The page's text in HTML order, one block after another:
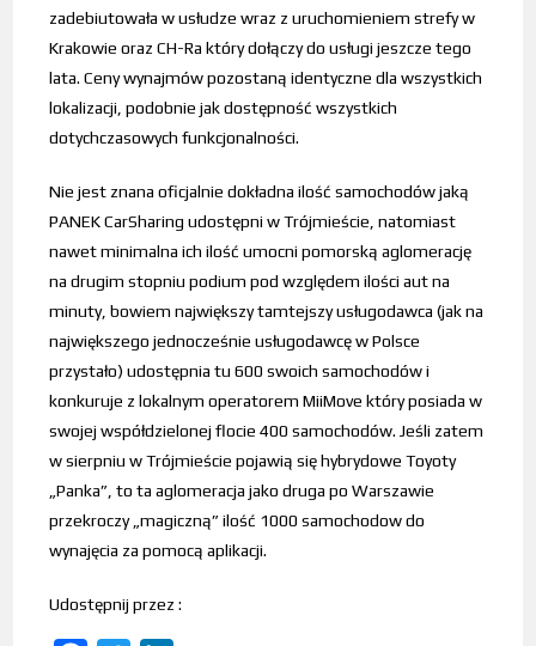
zadebiutowała w usłudze wraz z uruchomieniem strefy w
Krakowie oraz CH-Ra który dołączy do usługi jeszcze tego
lata. Ceny wynajmów pozostaną identyczne dla wszystkich
lokalizacji, podobnie jak dostępność wszystkich
dotychczasowych funkcjonalności.
Nie jest znana oficjalnie dokładna ilość samochodów jaką
PANEK CarSharing udostępni w Trójmieście, natomiast
nawet minimalna ich ilość umocni pomorską aglomerację
na drugim stopniu podium pod względem ilości aut na
minuty, bowiem największy tamtejszy usługodawca (jak na
największego jednocześnie usługodawcę w Polsce
przystało) udostępnia tu 600 swoich samochodów i
konkuruje z lokalnym operatorem MiiMove który posiada w
swojej współdzielonej flocie 400 samochodów. Jeśli zatem
w sierpniu w Trójmieście pojawią się hybrydowe Toyoty
„Panka”, to ta aglomeracja jako druga po Warszawie
przekroczy „magiczną” ilość 1000 samochodow do
wynajęcia za pomocą aplikacji.
Udostępnij przez :